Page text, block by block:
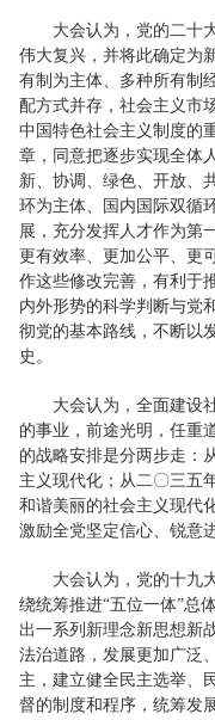
大会认为，党的二十
伟大复兴，并将此确定为
有制为主体、多种所有制
配方式并存，社会主义市
中国特色社会主义制度的
章，同意把逐步实现全体
新、协调、绿色、开放、
环为主体、国内国际双循
展，充分发挥人才作为第
更有效率、更加公平、更
作这些修改完善，有利于
内外形势的科学判断与党
彻党的基本路线，不断以
史。
大会认为，全面建设
的事业，前途光明，任重
的战略安排是分两步走：
主义现代化；从二〇三五
和谐美丽的社会主义现代
激励全党坚定信心、锐意
大会认为，党的十九
绕统筹推进“五位一体”总
出一系列新理念新思想新
法治道路，发展更加广泛
主，建立健全民主选举、
督的制度和程序，统筹发